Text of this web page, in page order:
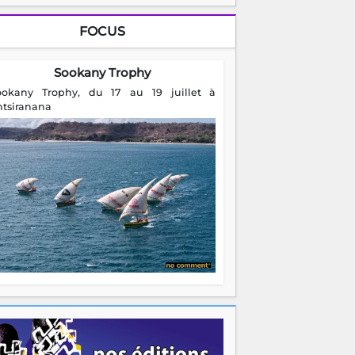
FOCUS
Sookany Trophy
Trophy, du 17 au 19 juillet à